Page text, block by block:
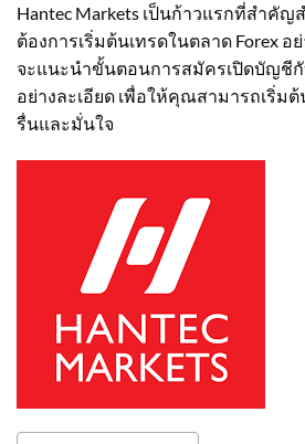
Hantec Markets เป็นก้าวแรกที่สำคั
ต้องการเริ่มต้นเทรดในตลาด Forex
จะแนะนำขั้นตอนการสมัครเปิดบัญชีกั
อย่างละเอียด เพื่อให้คุณสามารถเริ่ม
รื่นและมั่นใจ